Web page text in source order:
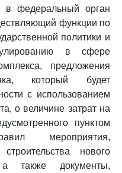
в федеральный орган
функции по
политики и
в сфере
предложения
который будет
с использованием
о величине затрат на
пунктом
мероприятия,
нового
а также документы,